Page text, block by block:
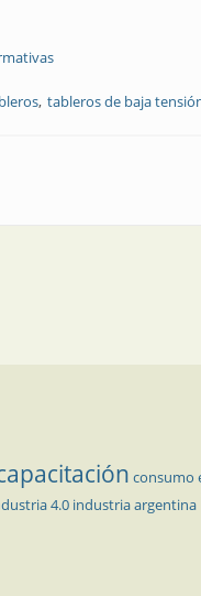
tableros de baja
y operarios
consumo
4.0 industria argentina